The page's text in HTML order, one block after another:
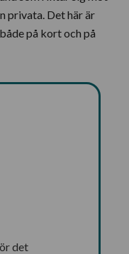
privata. Det här är
på kort och på
det